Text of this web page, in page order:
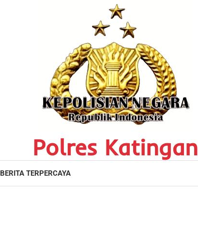
Polres Katingan
BERITA TERPERCAYA